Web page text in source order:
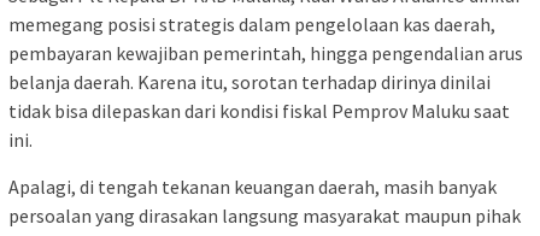
memegang posisi strategis dalam pengelolaan kas daerah,
pembayaran kewajiban pemerintah, hingga pengendalian arus
belanja daerah. Karena itu, sorotan terhadap dirinya dinilai
tidak bisa dilepaskan dari kondisi fiskal Pemprov Maluku saat
ini.
Apalagi, di tengah tekanan keuangan daerah, masih banyak
persoalan yang dirasakan langsung masyarakat maupun pihak